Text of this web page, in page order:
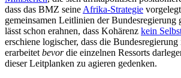
dass das BMZ seine Afrika-Strategie
gemeinsamen Leitlinien der Bundesregierung
lässt schon erahnen, dass Kohärenz kein
erschiene logischer, dass die
erarbeitet bevordie einzelnen Ressorts
dieser Leitplanken zu agieren gedenken.